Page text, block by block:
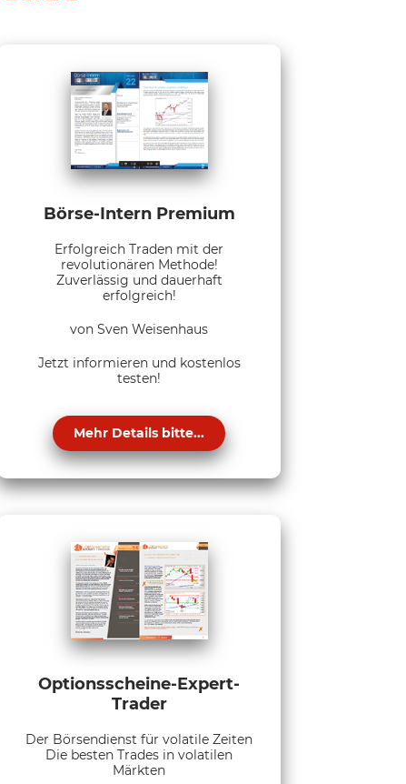
Börse-Intern Premium
Erfolgreich Traden mit der
revolutionären Methode!
Zuverlässig und dauerhaft
erfolgreich!
von Sven Weisenhaus
Jetzt informieren und kostenlos
testen!
Mehr Details bitte...
Optionsscheine-Expert-
Trader
Der Börsendienst für volatile Zeiten
Die besten Trades in volatilen
Märkten